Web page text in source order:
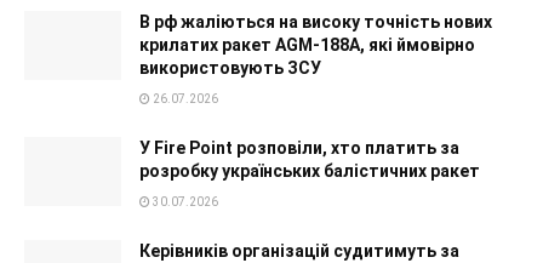
В рф жаліються на високу точність нових
крилатих ракет AGM-188A, які ймовірно
використовують ЗСУ
26.07.2026
У Fire Point розповіли, хто платить за
розробку українських балістичних ракет
30.07.2026
Керівників організацій судитимуть за